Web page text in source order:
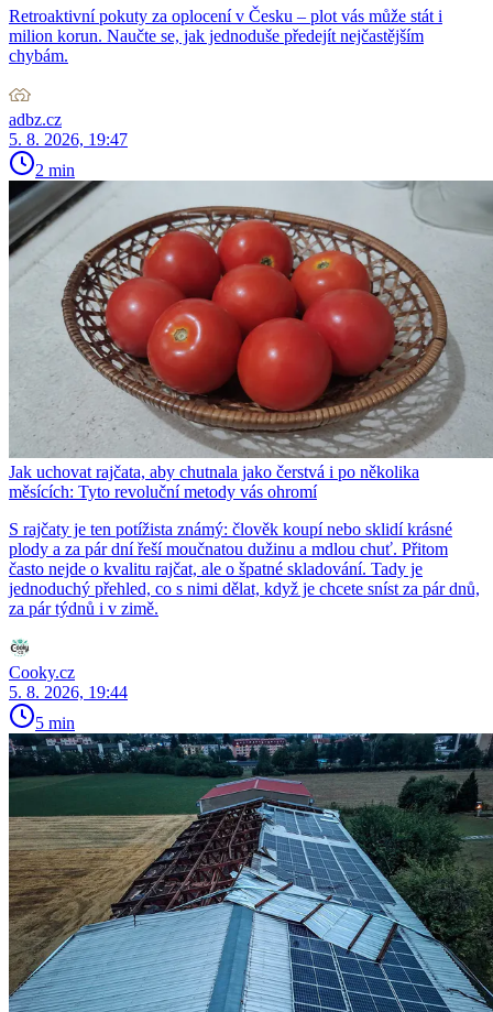
Retroaktivní pokuty za oplocení v Česku – plot vás může stát i
milion korun. Naučte se, jak jednoduše předejít nejčastějším
chybám.
adbz.cz
5. 8. 2026, 19:47
2 min
Jak uchovat rajčata, aby chutnala jako čerstvá i po několika
měsících: Tyto revoluční metody vás ohromí
S rajčaty je ten potížista známý: člověk koupí nebo sklidí krásné
plody a za pár dní řeší moučnatou dužinu a mdlou chuť. Přitom
často nejde o kvalitu rajčat, ale o špatné skladování. Tady je
jednoduchý přehled, co s nimi dělat, když je chcete sníst za pár dnů,
za pár týdnů i v zimě.
Cooky.cz
5. 8. 2026, 19:44
5 min